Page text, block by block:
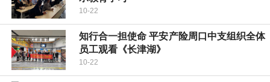
10-22
知行合一担使命 平安产险周口中支组织全体
员工观看《长津湖》
10-22